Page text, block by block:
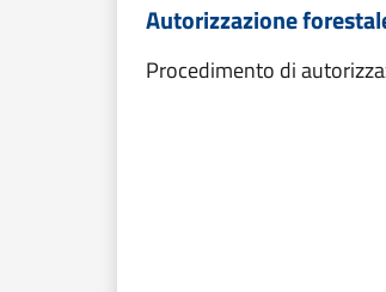
Autorizzazione
Procedimento di